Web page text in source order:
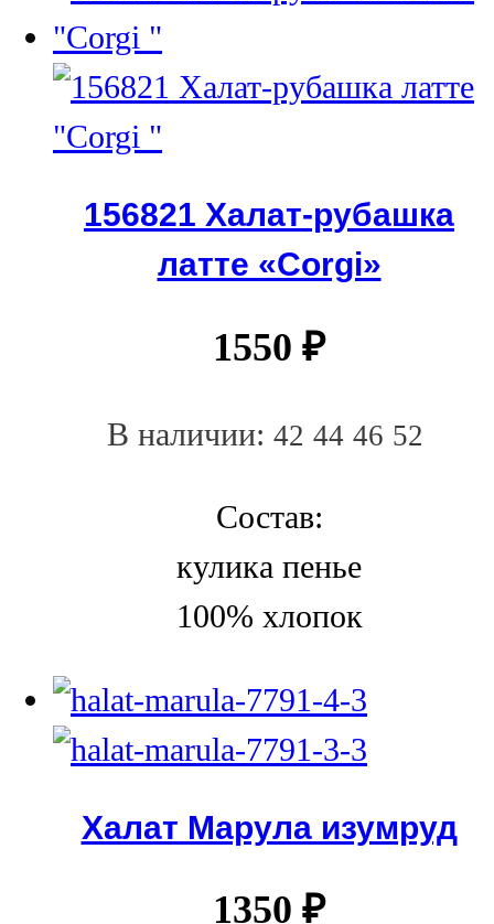
156821 Халат-рубашка
латте «Corgi»
1550 ₽
В наличии: 42 44 46 52
Состав:
кулика пенье
100% хлопок
Халат Марула изумруд
1350 ₽